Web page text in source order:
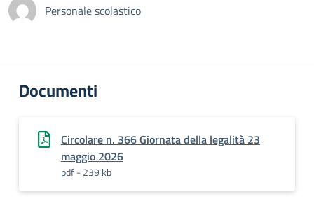
Personale scolastico
Documenti
Circolare n. 366 Giornata della legalità 23
maggio 2026
pdf - 239 kb